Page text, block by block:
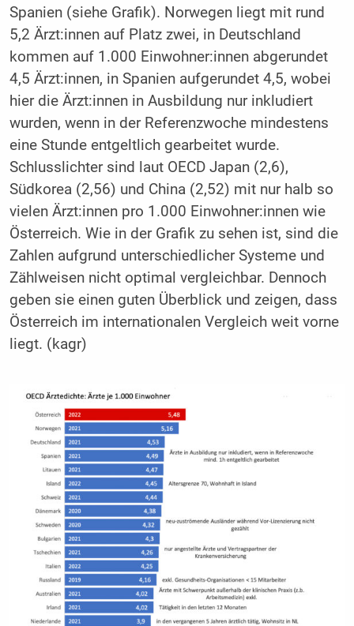
Spanien (siehe Grafik). Norwegen liegt mit rund
5,2 Ärzt:innen auf Platz zwei, in Deutschland
kommen auf 1.000 Einwohner:innen abgerundet
4,5 Ärzt:innen, in Spanien aufgerundet 4,5, wobei
hier die Ärzt:innen in Ausbildung nur inkludiert
wurden, wenn in der Referenzwoche mindestens
eine Stunde entgeltlich gearbeitet wurde.
Schlusslichter sind laut OECD Japan (2,6),
Südkorea (2,56) und China (2,52) mit nur halb so
vielen Ärzt:innen pro 1.000 Einwohner:innen wie
Österreich. Wie in der Grafik zu sehen ist, sind die
Zahlen aufgrund unterschiedlicher Systeme und
Zählweisen nicht optimal vergleichbar. Dennoch
geben sie einen guten Überblick und zeigen, dass
Österreich im internationalen Vergleich weit vorne
liegt. (kagr)